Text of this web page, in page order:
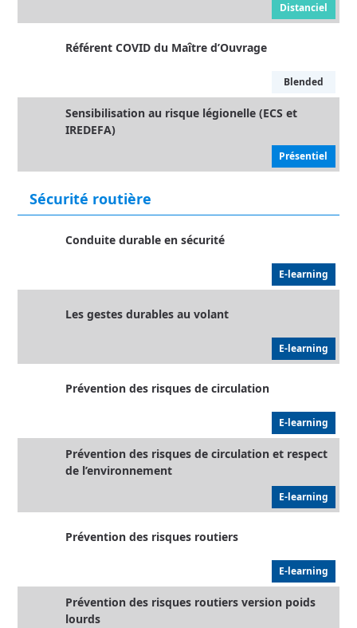
Distanciel
Référent COVID du Maître d’Ouvrage
Blended
Sensibilisation au risque légionelle (ECS et
IREDEFA)
Présentiel
Sécurité routière
Conduite durable en sécurité
E-learning
Les gestes durables au volant
E-learning
Prévention des risques de circulation
E-learning
Prévention des risques de circulation et respect
de l’environnement
E-learning
Prévention des risques routiers
E-learning
Prévention des risques routiers version poids
lourds